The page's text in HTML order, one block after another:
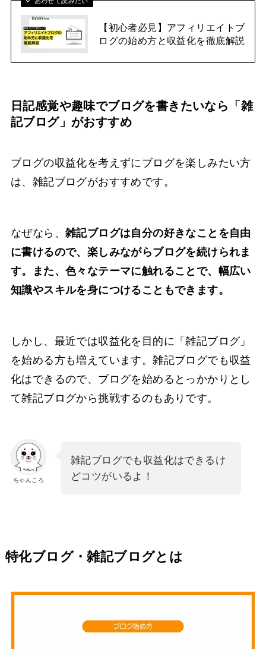
【初心者必見】アフィリエイトブ
ログの始め方と収益化を徹底解説
日記感覚や趣味でブログを書きたいなら「雑
記ブログ」がおすすめ
ブログの収益化を考えずにブログを楽しみたい方
は、雑記ブログがおすすめです。
なぜなら、 雑記ブログは自分の好きなことを自由
に書けるので、楽しみながらブログを続けられま
す。また、色々なテーマに触れることで、幅広い
知識やスキルを身につけることもできます。
しかし、最近では収益化を目的に「雑記ブログ」
を始める方も増えています。雑記ブログでも収益
化はできるので、ブログを始めるとっかかりとし
て雑記ブログから挑戦するのもありです。
ちゃんころ
雑記ブログでも収益化はできるけ
どコツがいるよ！
特化ブログ・雑記ブログとは